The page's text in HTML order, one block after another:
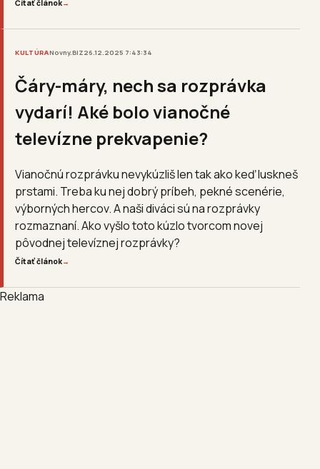
Čítať článok→
KULTÚRANovny.BIZ26.12.2025 7:43:34
Čáry-máry, nech sa rozprávka
vydarí! Aké bolo vianočné
televízne prekvapenie?
Vianočnú rozprávku nevykúzliš len tak ako keď luskneš
prstami. Treba ku nej dobrý príbeh, pekné scenérie,
výborných hercov. A naši diváci sú na rozprávky
rozmaznaní. Ako vyšlo toto kúzlo tvorcom novej
pôvodnej televíznej rozprávky?
Čítať článok→
Reklama